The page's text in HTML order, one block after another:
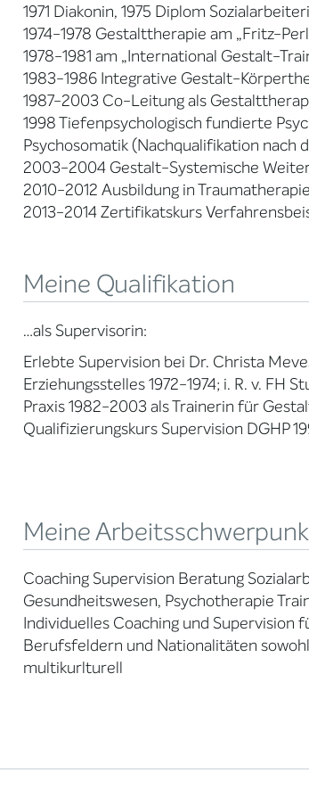
1971 Diakonin, 1975 Diplom
1974-1978 Gestalttherapie am „Fritz-
1978-1981 am „International Gestalt-
1983-1986 Integrative Gestalt-
1987-2003 Co-Leitung als
1998 Tiefenpsychologisch fundierte
Psychosomatik (Nachqualifikation nach
2003-2004 Gestalt-Systemische
2010-2012 Ausbildung in
2013-2014 Zertifikatskurs
Meine Qualifikation
…als Supervisorin:
Erlebte Supervision bei Dr. Christa
Erziehungsstelles 1972-1974; i. R. v. FH
Praxis 1982-2003 als Trainerin für
Qualifizierungskurs Supervision DGHP
Meine
Coaching Supervision Beratung
Gesundheitswesen, Psychotherapie
Individuelles Coaching und
Berufsfeldern und Nationalitäten
multikurlturell